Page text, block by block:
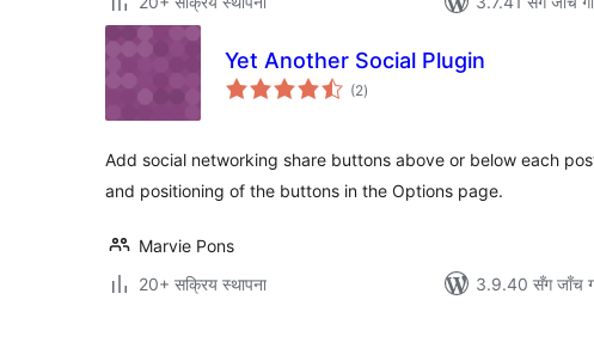
Yet Another Social Plugin
(2कुल
रेटिङ्गहरू
)
Add social networking share buttons above or below each
and positioning of the buttons in the Options page.
Marvie Pons
20+ सक्रिय स्थापना
3.9.40 सँग जाँच